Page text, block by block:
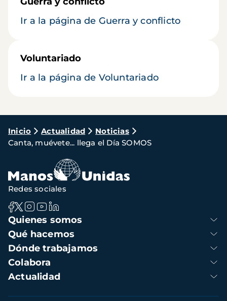
Ir a la página de Guerra y conflicto
Voluntariado
Ir a la página de Voluntariado
Ruta
de
navegación
Inicio Actualidad
Noticias
Canta, muévete... llega el Día SOMOS
Navegación
principal
Quienes somos
Qué hacemos
Dónde trabajamos
Colabora
Actualidad
Redes sociales